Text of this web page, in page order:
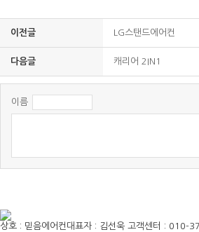
이전글 LG스탠드에어컨
다음글 캐리어 2IN1
이름
상호 : 믿음에어컨 대표자 : 김선욱 고객센터 : 010-